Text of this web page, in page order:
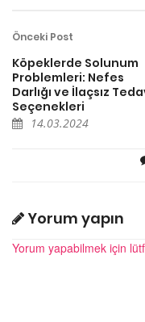
Önceki Post
Köpeklerde Solunum
Problemleri: Nefes
Darlığı ve İlaçsız
Seçenekleri
14.03.2024
Yorum yapın
Yorum yapabilmek için